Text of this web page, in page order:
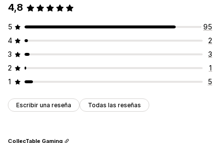
Color y fuente Posición del wigdet
Múltiples idiomas
Botones
4,8
5
95
4
2
3
3
2
1
1
5
Escribir una reseña Todas las reseñas
CollecTable Gaming